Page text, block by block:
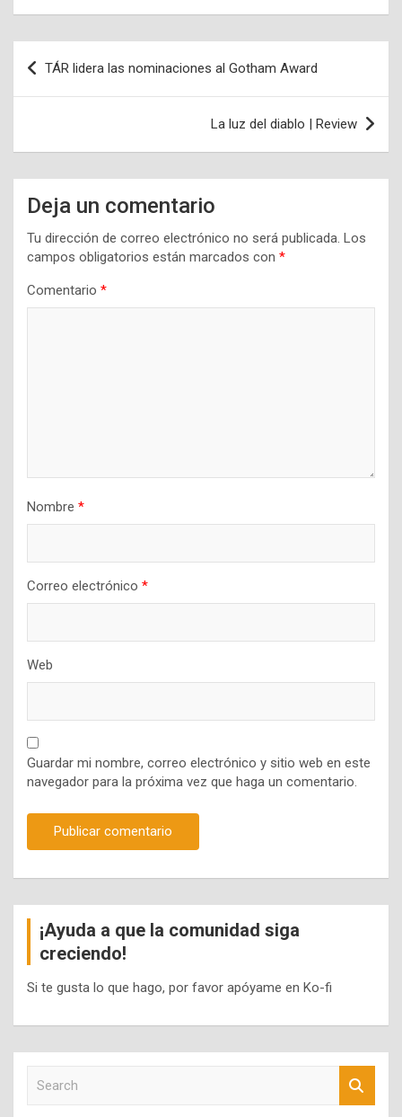
Navegación
de
TÁR lidera las nominaciones al Gotham Award
La luz del diablo | Review
Deja un comentario
Tu dirección de correo electrónico no será publicada. Los
campos obligatorios están marcados con *
Comentario *
Nombre *
Correo electrónico *
Web
Guardar mi nombre, correo electrónico y sitio web en este
navegador para la próxima vez que haga un comentario.
¡Ayuda a que la comunidad siga
creciendo!
Si te gusta lo que hago, por favor apóyame en Ko-fi